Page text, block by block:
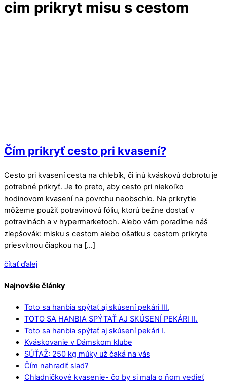
cim prikryt misu s cestom
Čím prikryť cesto pri kvasení?
Cesto pri kvasení cesta na chlebík, či inú kváskovú dobrotu je
potrebné prikryť. Je to preto, aby cesto pri niekoľko
hodinovom kvasení na povrchu neobschlo. Na prikrytie
môžeme použiť potravinovú fóliu, ktorú bežne dostať v
potravinách a v hypermarketoch. Alebo vám poradíme náš
zlepšovák: misku s cestom alebo ošatku s cestom prikryte
priesvitnou čiapkou na […]
čítať ďalej
Najnovšie články
Toto sa hanbia spýtať aj skúsení pekári III.
TOTO SA HANBIA SPÝTAŤ AJ SKÚSENÍ PEKÁRI II.
Toto sa hanbia spýtať aj skúsení pekári I.
Kváskovanie v Dámskom klube
SÚŤAŽ: 250 kg múky už čaká na vás
Čím nahradiť slad?
Chladničkové kvasenie- čo by si mala o ňom vedieť